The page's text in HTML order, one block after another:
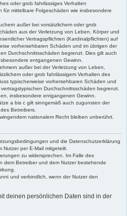
oder grob fahrlässiges Verhalten
für mittelbare Folgeschäden wie insbesondere
außer bei vorsätzlichem oder grob
aus der Verletzung von Leben, Körper und
Vertragspflichten (Kardinalpflichten) auf
vorhersehbaren Schäden und im übrigen der
Durchschnittsschäden begrenzt. Dies gilt auch
entgangenen Gewinn.
außer bei der Verletzung von Leben,
oder grob fahrlässigem Verhalten des
typischerweise vorhersehbaren Schäden und
Durchschnittsschäden begrenzt.
insbesondere entgangenen Gewinn.
a bis c gilt sinngemäß auch zugunsten der
Betreibers.
nationalem Recht bleiben unberührt.
und die Datenschutzerklärung
Nutzer per E-Mail mitgeteilt.
zu widersprechen. Im Falle des
dem Betreiber und dem Nutzer bestehende
und verbindlich, wenn der Nutzer den
deinen persönlichen Daten sind in der